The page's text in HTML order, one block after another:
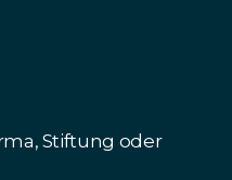
Stiftung oder